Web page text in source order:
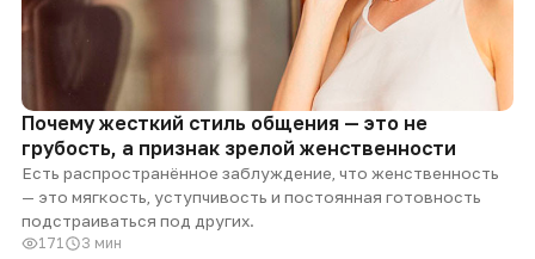
Почему жесткий стиль общения — это не
грубость, а признак зрелой женственности
Есть распространённое заблуждение, что женственность
— это мягкость, уступчивость и постоянная готовность
подстраиваться под других.
171 3 мин